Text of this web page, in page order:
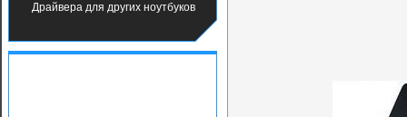
Драйвера для других ноутбуков